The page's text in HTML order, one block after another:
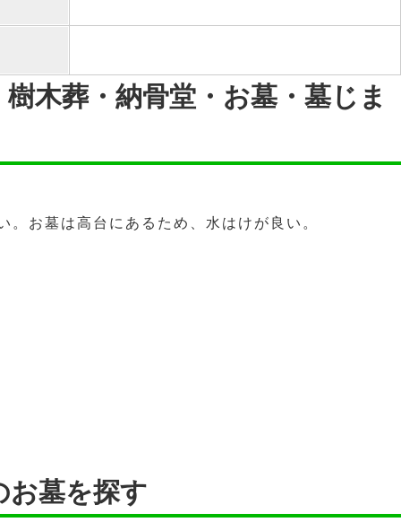
木葬・納骨堂・お墓・墓じま
。お墓は高台にあるため、水はけが良い。
お墓を探す